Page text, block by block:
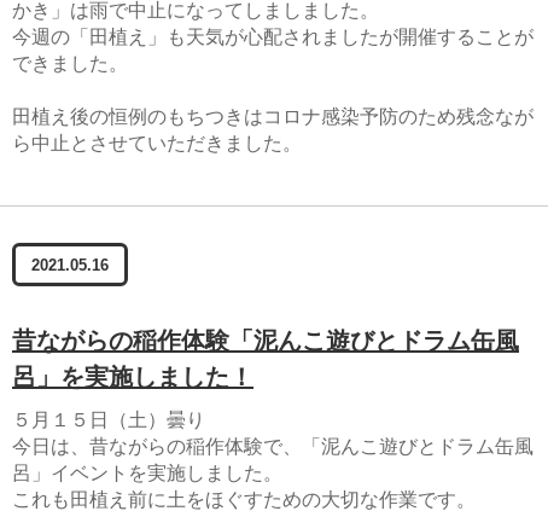
かき」は雨で中止になってしましました。
今週の「田植え」も天気が心配されましたが開催することが
できました。
田植え後の恒例のもちつきはコロナ感染予防のため残念なが
ら中止とさせていただきました。
2021.05.16
昔ながらの稲作体験「泥んこ遊びとドラム缶風
呂」を実施しました！
５月１５日（土）曇り
今日は、昔ながらの稲作体験で、「泥んこ遊びとドラム缶風
呂」イベントを実施しました。
これも田植え前に土をほぐすための大切な作業です。